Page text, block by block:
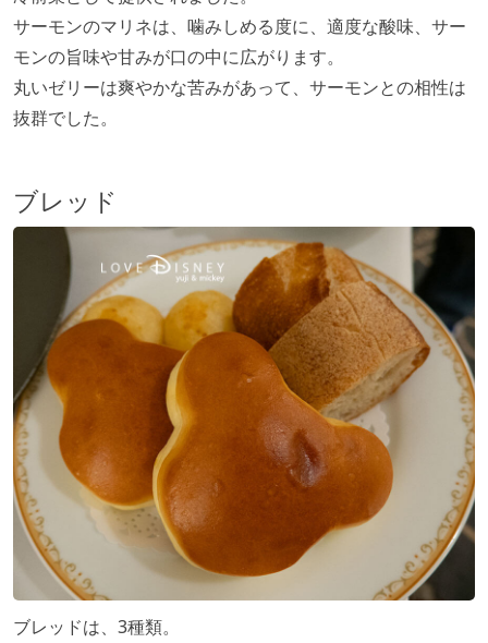
サーモンのマリネは、噛みしめる度に、適度な酸味、サー
モンの旨味や甘みが口の中に広がります。
丸いゼリーは爽やかな苦みがあって、サーモンとの相性は
抜群でした。
ブレッド
ブレッドは、3種類。